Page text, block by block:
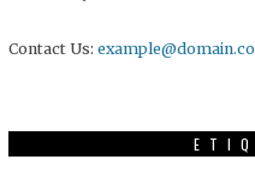
Contact Us: